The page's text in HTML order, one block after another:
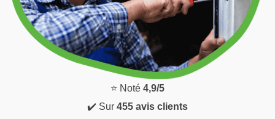
⭐ Noté 4,9/5
✔️ Sur 455 avis clients